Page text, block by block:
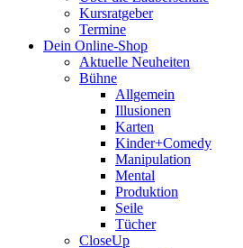
Kursratgeber
Termine
Dein Online-Shop
Aktuelle Neuheiten
Bühne
Allgemein
Illusionen
Karten
Kinder+Comedy
Manipulation
Mental
Produktion
Seile
Tücher
CloseUp